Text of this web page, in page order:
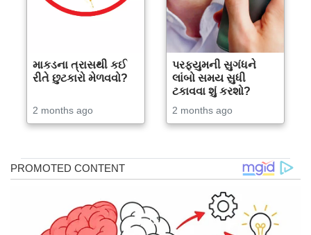
માકડના ત્રાસથી કઈ
રીતે છુટકારો મેળવવો?
2 months ago
પરફ્યુમની સુગંધને
લાંબો સમય સુધી
ટકાવવા શું કરશો?
2 months ago